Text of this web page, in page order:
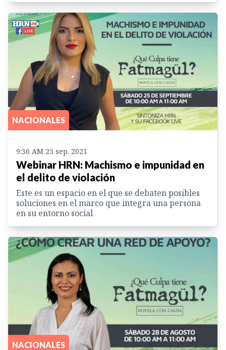
NACIONALES
9:36 AM 25 sep. 2021
Webinar HRN: Machismo e impunidad en
el delito de violación
Este es un espacio en el que se debaten posibles
soluciones en el marco que integra una persona
en su entorno social
NACIONALES